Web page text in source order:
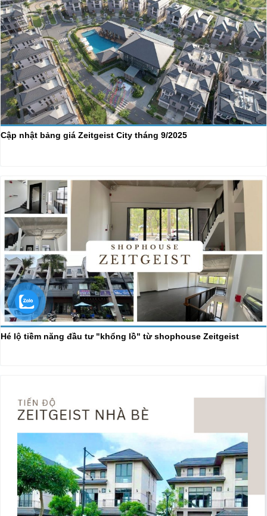
Cập nhật bảng giá Zeitgeist City tháng 9/2025
Hé lộ tiềm năng đầu tư "khổng lồ" từ shophouse Zeitgeist